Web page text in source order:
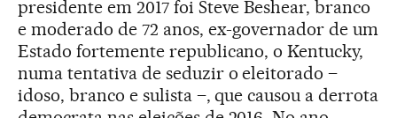
presidente em 2017 foi Steve Beshear, branco
e moderado de 72 anos, ex-governador de um
Estado fortemente republicano, o Kentucky,
numa tentativa de seduzir o eleitorado –
idoso, branco e sulista –, que causou a derrota